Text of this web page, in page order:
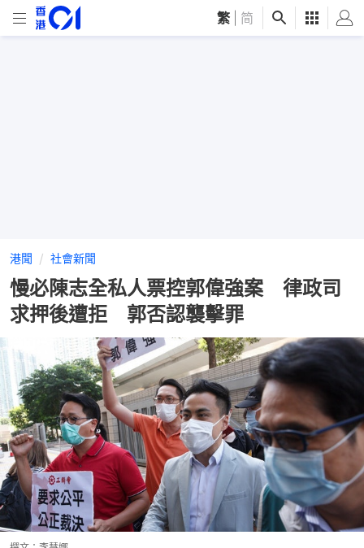
繁 简
港聞 社會新聞
慢必陳志全私人票控郭偉強案 律政司
求押後遭拒 郭否認襲擊罪